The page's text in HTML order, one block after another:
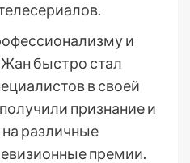
и
быстро стал
в своей
признание и
различные
премии.